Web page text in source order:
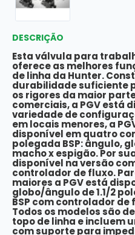
DESCRIÇÃO
Esta válvula para
oferece as melhores
de linha da Hunter.
durabilidade suficiente
os rigores da maior
comerciais, a PGV está
variedade de
em locais menores, a
disponível em quatro
polegada BSP: ângulo,
macho x espigão. Por
disponível na versão
controlador de fluxo.
maiores a PGV está
globo/ângulo de 1.1/2
BSP com controlador de
Todos os modelos são
topo de linha e incluem
com suporte para